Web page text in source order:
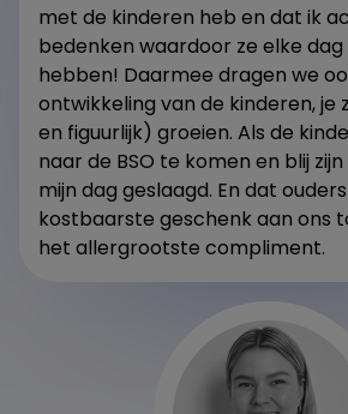
met de kinderen heb en dat ik
bedenken waardoor ze elke
hebben! Daarmee dragen we
ontwikkeling van de kinderen, je
en figuurlijk) groeien. Als de
naar de BSO te komen en blij
mijn dag geslaagd. En dat
kostbaarste geschenk aan ons
het allergrootste compliment.